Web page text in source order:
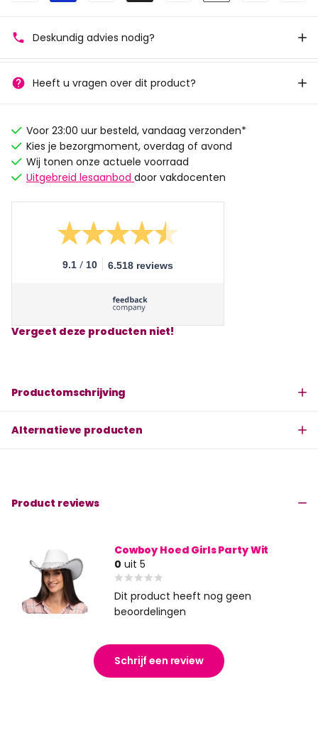
Deskundig advies nodig?
Heeft u vragen over dit product?
Voor 23:00 uur besteld, vandaag verzonden*
Kies je bezorgmoment, overdag of avond
Wij tonen onze actuele voorraad
Uitgebreid lesaanbod door vakdocenten
9.1 / 10 6.518 reviews
Vergeet deze producten niet!
Productomschrijving
Alternatieve producten
Product reviews
Cowboy Hoed Girls Party Wit
0 uit 5
Dit product heeft nog geen
beoordelingen
Schrijf een review